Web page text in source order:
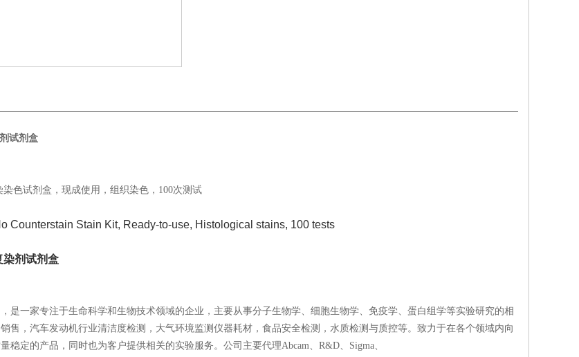
试剂盒
色试剂盒，现成使用，组织染色，100次测试
Counterstain Stain Kit, Ready-to-use, Histological stains, 100 tests
染剂试剂盒
是一家专注于生命科学和生物技术领域的企业，主要从事分子生物学、细胞生物学、免疫学、蛋白组学等实验研究的相
售，汽车发动机行业清洁度检测，大气环境监测仪器耗材，食品安全检测，水质检测与质控等。致力于在各个领域内向
稳定的产品，同时也为客户提供相关的实验服务。公司主要代理Abcam、R&D、Sigma、